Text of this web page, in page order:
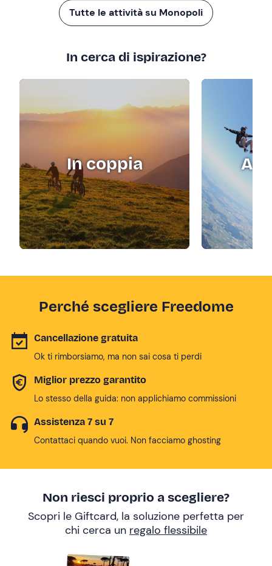
Tutte le attività su Monopoli
In cerca di ispirazione?
In coppia
Perché scegliere Freedome
Cancellazione gratuita
Ok ti rimborsiamo, ma non sai cosa ti perdi
Miglior prezzo garantito
Lo stesso della guida: non applichiamo commissioni
Assistenza 7 su 7
Contattaci quando vuoi. Non facciamo ghosting
Non riesci proprio a scegliere?
Scopri le Giftcard, la soluzione perfetta per
chi cerca un regalo flessibile